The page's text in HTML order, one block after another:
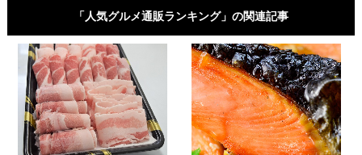
「人気グルメ通販ランキング」の関連記事